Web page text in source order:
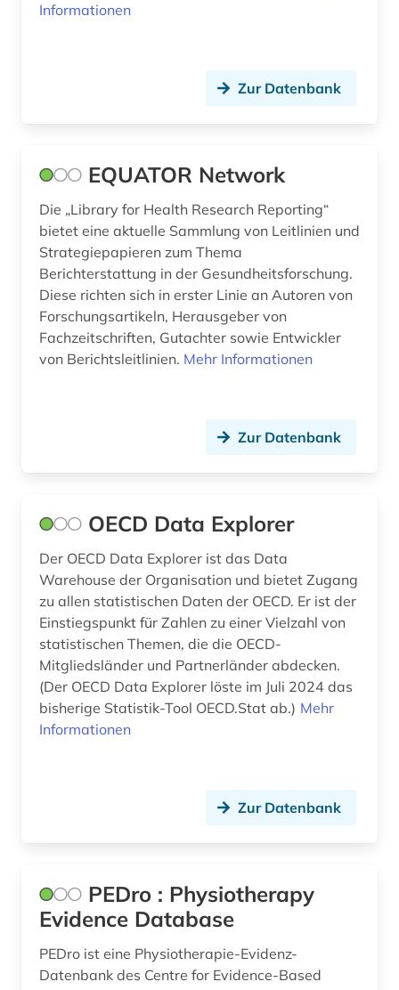
Informationen
Zur Datenbank
EQUATOR Network
Die „Library for Health Research Reporting“
bietet eine aktuelle Sammlung von Leitlinien und
Strategiepapieren zum Thema
Berichterstattung in der Gesundheitsforschung.
Diese richten sich in erster Linie an Autoren von
Forschungsartikeln, Herausgeber von
Fachzeitschriften, Gutachter sowie Entwickler
von Berichtsleitlinien. Mehr Informationen
Zur Datenbank
OECD Data Explorer
Der OECD Data Explorer ist das Data
Warehouse der Organisation und bietet Zugang
zu allen statistischen Daten der OECD. Er ist der
Einstiegspunkt für Zahlen zu einer Vielzahl von
statistischen Themen, die die OECD-
Mitgliedsländer und Partnerländer abdecken.
(Der OECD Data Explorer löste im Juli 2024 das
bisherige Statistik-Tool OECD.Stat ab.) Mehr
Informationen
Zur Datenbank
PEDro : Physiotherapy
Evidence Database
PEDro ist eine Physiotherapie-Evidenz-
Datenbank des Centre for Evidence-Based